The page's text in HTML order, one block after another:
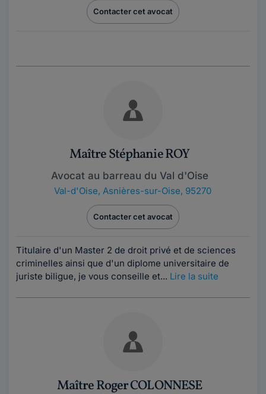
Contacter cet avocat
Maître Stéphanie ROY
Avocat au barreau du Val d'Oise
Val-d'Oise, Asnières-sur-Oise, 95270
Contacter cet avocat
Titulaire d'un Master 2 de droit privé et de sciences
criminelles ainsi que d'un diplome universitaire de
juriste biligue, je vous conseille et... Lire la suite
Maître Roger COLONNESE